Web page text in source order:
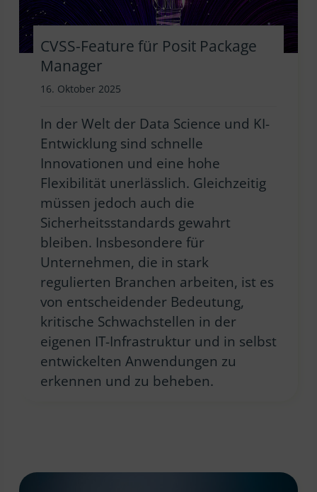
CVSS-Feature für Posit Package
Manager
16. Oktober 2025
In der Welt der Data Science und KI-
Entwicklung sind schnelle
Innovationen und eine hohe
Flexibilität unerlässlich. Gleichzeitig
müssen jedoch auch die
Sicherheitsstandards gewahrt
bleiben. Insbesondere für
Unternehmen, die in stark
regulierten Branchen arbeiten, ist es
von entscheidender Bedeutung,
kritische Schwachstellen in der
eigenen IT-Infrastruktur und in selbst
entwickelten Anwendungen zu
erkennen und zu beheben.